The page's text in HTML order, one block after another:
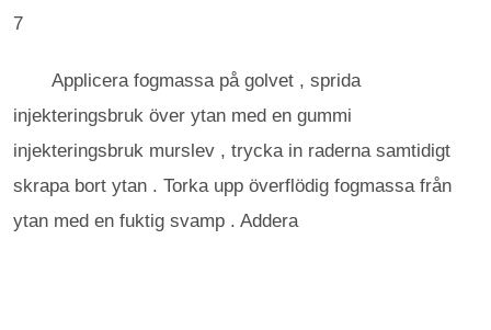
7
Applicera fogmassa på golvet , sprida
injekteringsbruk över ytan med en gummi
injekteringsbruk murslev , trycka in raderna samtidigt
skrapa bort ytan . Torka upp överflödig fogmassa från
ytan med en fuktig svamp . Addera